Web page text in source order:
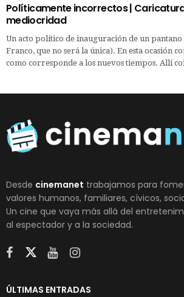
Políticamente incorrectos |
mediocridad
Un acto político de inauguración de un
Franco, que no será la única). En esta ocasión
como corresponde a los nuevos tiempos. Allí
Desde cinemanet trabajamos para
valores humanos, familiares, cívicos,
Un cine que vaya más allá del
al espectador y a la sociedad.
ÚLTIMAS ENTRADAS